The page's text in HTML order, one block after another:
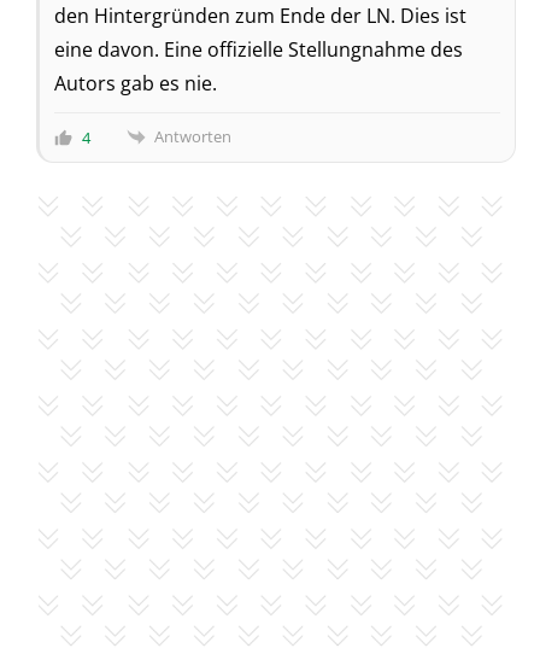
den Hintergründen zum Ende der LN. Dies ist
eine davon. Eine offizielle Stellungnahme des
Autors gab es nie.
4 Antworten